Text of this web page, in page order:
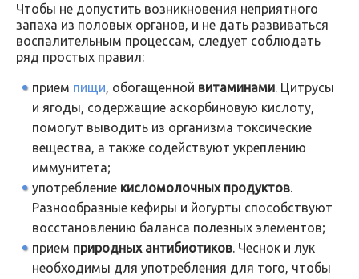
Чтобы не допустить возникновения неприятного
запаха из половых органов, и не дать развиваться
воспалительным процессам, следует соблюдать
ряд простых правил:
прием пищи, обогащенной витаминами. Цитрусы
и ягоды, содержащие аскорбиновую кислоту,
помогут выводить из организма токсические
вещества, а также содействуют укреплению
иммунитета;
употребление кисломолочных продуктов.
Разнообразные кефиры и йогурты способствуют
восстановлению баланса полезных элементов;
прием природных антибиотиков. Чеснок и лук
необходимы для употребления для того, чтобы